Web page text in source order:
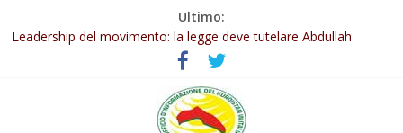
Ultimo:
Abdullah Öcalan: Le legge negativa deve essere trasformata in
legge positiva
Leadership del movimento: la legge deve tutelare Abdullah
Commissione donne del KNK: Şengal è di nuovo sotto minaccia
Non tenere conto della situazione di Rêber Apo ostacolerebbe